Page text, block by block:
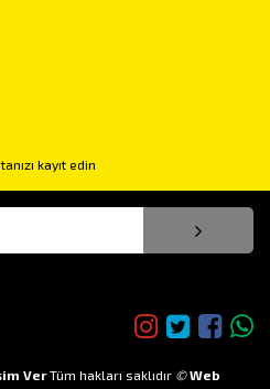
kayıt edin
VerTüm hakları saklıdır © Web